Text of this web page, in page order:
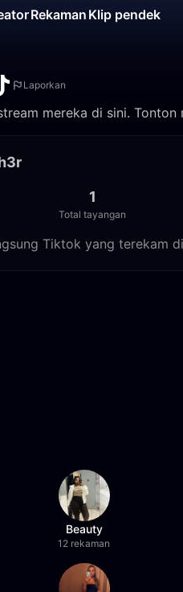
Rekaman Klip pendek
Laporkan
mereka di sini. Tonton
1
Total tayangan
Tiktok yang terekam
Beauty
12 rekaman